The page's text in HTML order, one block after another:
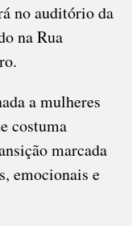
no auditório da
na Rua
a mulheres
costuma
marcada
emocionais e